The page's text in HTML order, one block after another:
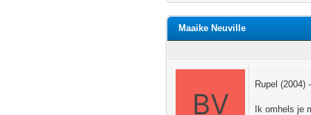
Maaike Neuville
Rupel (2004)
Ik omhels je